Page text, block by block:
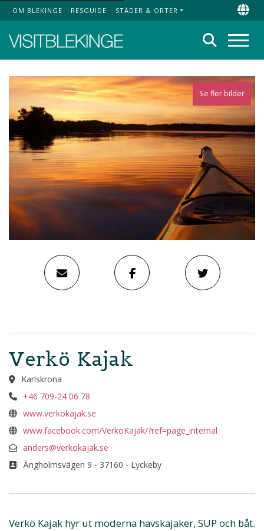
Top Menu
OM BLEKINGE RESGUIDE STÄDER & ORTER
Sök
Se fler bilder
Verkö Kajak
Karlskrona
+46 709-24 06 78
www.verkokajak.se
www.facebook.com/VerkoKajak/?ref=page_internal
anders@verkokajak.se
Ängholmsvägen 9 - 37160 - Lyckeby
Verkö Kajak hyr ut moderna havskajaker, SUP och båt.